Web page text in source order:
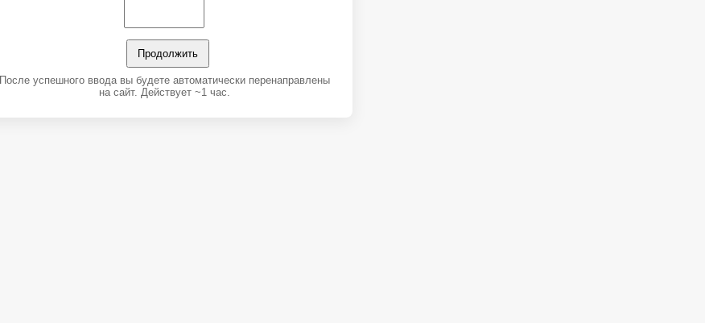
Продолжить
После успешного ввода вы будете автоматически перенаправлены
на сайт. Действует ~1 час.